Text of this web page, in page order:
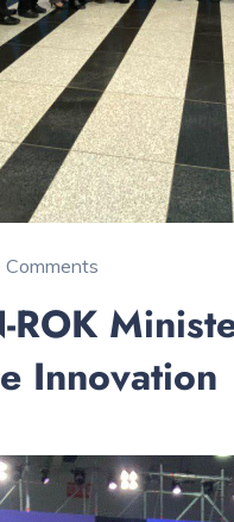
Comments
Innovation